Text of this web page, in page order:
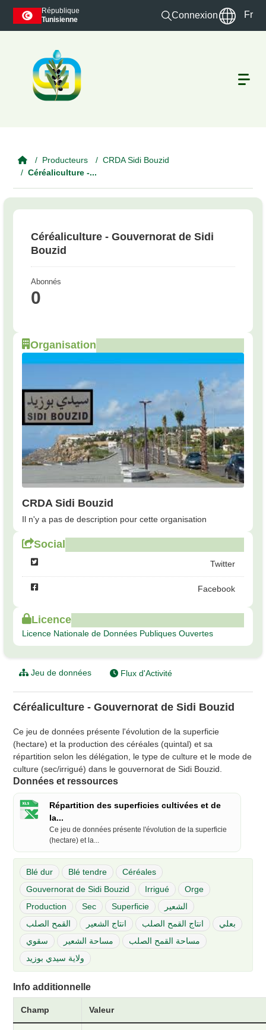
Skip to main content
République
Tunisienne
Connexion Fr
Producteurs
CRDA Sidi Bouzid
Céréaliculture -...
Céréaliculture - Gouvernorat de Sidi
Bouzid
Abonnés
0
Organisation
CRDA Sidi Bouzid
Il n'y a pas de description pour cette organisation
Social
Twitter
Facebook
Licence
Licence Nationale de Données Publiques Ouvertes
Jeu de données Flux d'Activité
Céréaliculture - Gouvernorat de Sidi Bouzid
Ce jeu de données présente l'évolution de la superficie
(hectare) et la production des céréales (quintal) et sa
répartition selon les délégation, le type de culture et le mode de
culture (sec/irrigué) dans le gouvernorat de Sidi Bouzid.
Données et ressources
Répartition des superficies cultivées et de
la...
Ce jeu de données présente l'évolution de la superficie
(hectare) et la...
Blé dur Blé tendre
Céréales
Gouvernorat de Sidi Bouzid
Irrigué
Orge
Production
Sec Superficie
الشعير
القمح الصلب
انتاج الشعير انتاج القمح الصلب
بعلي
سقوي
مساحة الشعير
مساحة القمح الصلب
ولاية سيدي بوزيد
Info additionnelle
Champ Valeur